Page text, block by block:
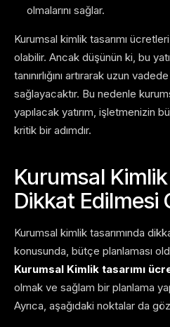
olmalarını sağlar.
Kurumsal kimlik tasarımı
olabilir. Ancak düşünün ki, bu
tanınırlığını artırarak uzun
sağlayacaktır. Bu nedenle
yapılacak yatırım, işletmenizin
kritik bir adımdır.
Kurumsal Kimlik
Dikkat Edilmesi
Kurumsal kimlik tasarımında
konusunda, bütçe planlaması
Kurumsal Kimlik tasarımı
olmak ve sağlam bir planlama
Ayrıca, aşağıdaki noktalar da